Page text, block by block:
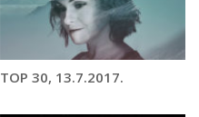
TOP 30, 13.7.2017.